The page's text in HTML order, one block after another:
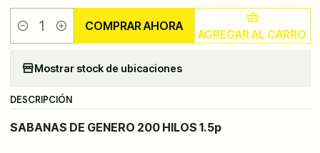
Cantidad AGREGAR AL CARRO
COMPRAR AHORA
Mostrar stock de ubicaciones
DESCRIPCIÓN
SABANAS DE GENERO 200 HILOS 1.5p